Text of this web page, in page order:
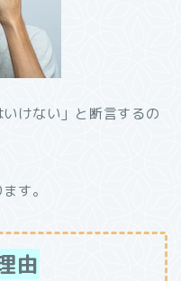
けない」と断言するの
す。
由